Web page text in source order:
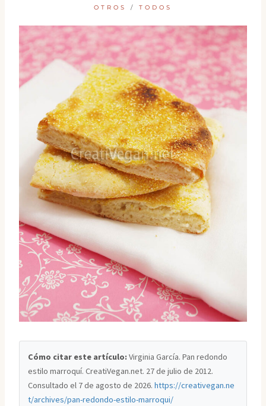
OTROS / TODOS
Cómo citar este artículo: Virginia García. Pan redondo
estilo marroquí. CreatiVegan.net. 27 de julio de 2012.
Consultado el 7 de agosto de 2026.https://creativegan.ne
t/archives/pan-redondo-estilo-marroqui/